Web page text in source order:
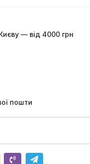
— від 4000 грн
пошти